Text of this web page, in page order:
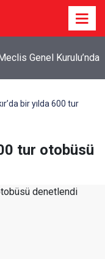
Genel Kurulu’nda
bir yılda 600 tur
tur otobüsü